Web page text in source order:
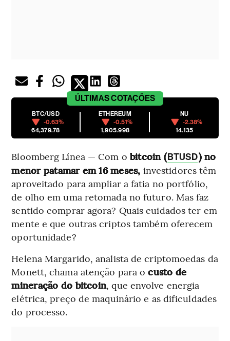
ÚLTIMASCOTAÇÕES
BTC/USD
-0.63%
64,379.78
ETHEREUM
-0.51%
1,905.998
NU
-2.38%
14.135
Bloomberg Línea — Com o bitcoin (BTUSD) no
menor patamar em 16 meses, investidores têm
aproveitado para ampliar a fatia no portfólio,
de olho em uma retomada no futuro. Mas faz
sentido comprar agora? Quais cuidados ter em
mente e que outras criptos também oferecem
oportunidade?
Helena Margarido, analista de criptomoedas da
Monett, chama atenção para ocusto de
mineração do bitcoin, que envolve energia
elétrica, preço de maquinário e as dificuldades
do processo.